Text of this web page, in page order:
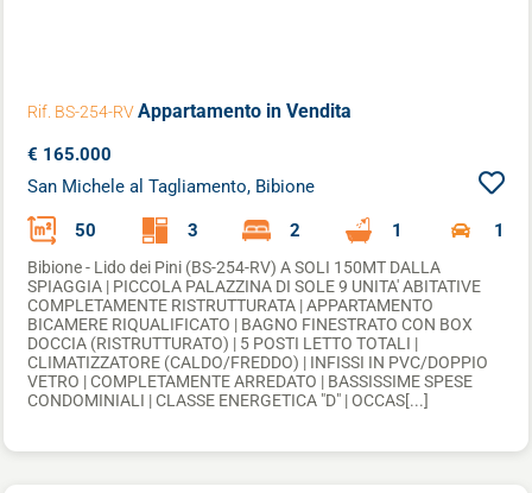
Rif. BS-254-RVAppartamento in Vendita
€ 165.000
San Michele al Tagliamento, Bibione
50 3 2 1 1
Bibione - Lido dei Pini (BS-254-RV) A SOLI 150MT DALLA
SPIAGGIA | PICCOLA PALAZZINA DI SOLE 9 UNITA' ABITATIVE
COMPLETAMENTE RISTRUTTURATA | APPARTAMENTO
BICAMERE RIQUALIFICATO | BAGNO FINESTRATO CON BOX
DOCCIA (RISTRUTTURATO) | 5 POSTI LETTO TOTALI |
CLIMATIZZATORE (CALDO/FREDDO) | INFISSI IN PVC/DOPPIO
VETRO | COMPLETAMENTE ARREDATO | BASSISSIME SPESE
CONDOMINIALI | CLASSE ENERGETICA "D" | OCCAS[...]